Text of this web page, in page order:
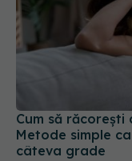
Cum să
Metode simple
câteva grade
01 aug 2026, 08:12